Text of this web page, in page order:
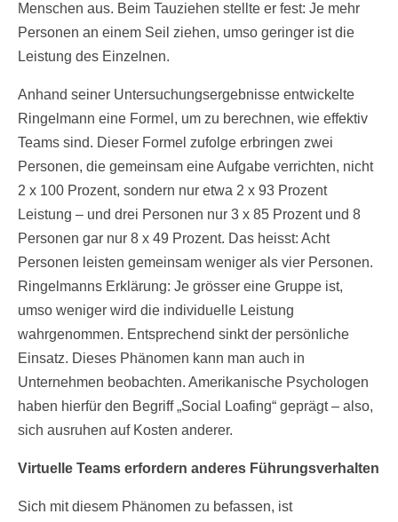
Menschen aus. Beim Tauziehen stellte er fest: Je mehr
Personen an einem Seil ziehen, umso geringer ist die
Leistung des Einzelnen.
Anhand seiner Untersuchungsergebnisse entwickelte
Ringelmann eine Formel, um zu berechnen, wie effektiv
Teams sind. Dieser Formel zufolge erbringen zwei
Personen, die gemeinsam eine Aufgabe verrichten, nicht
2 x 100 Prozent, sondern nur etwa 2 x 93 Prozent
Leistung – und drei Personen nur 3 x 85 Prozent und 8
Personen gar nur 8 x 49 Prozent. Das heisst: Acht
Personen leisten gemeinsam weniger als vier Personen.
Ringelmanns Erklärung: Je grösser eine Gruppe ist,
umso weniger wird die individuelle Leistung
wahrgenommen. Entsprechend sinkt der persönliche
Einsatz. Dieses Phänomen kann man auch in
Unternehmen beobachten. Amerikanische Psychologen
haben hierfür den Begriff „Social Loafing“ geprägt – also,
sich ausruhen auf Kosten anderer.
Virtuelle Teams erfordern anderes Führungsverhalten
Sich mit diesem Phänomen zu befassen, ist